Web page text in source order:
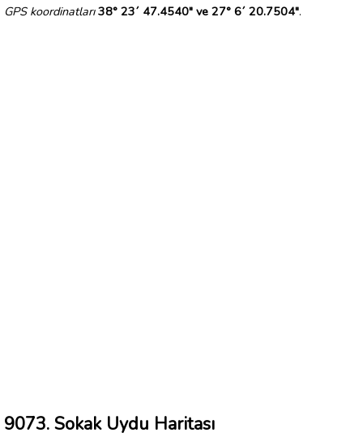
GPS koordinatları 38° 23´ 47.4540" ve 27° 6´ 20.7504".
9073. Sokak Uydu Haritası